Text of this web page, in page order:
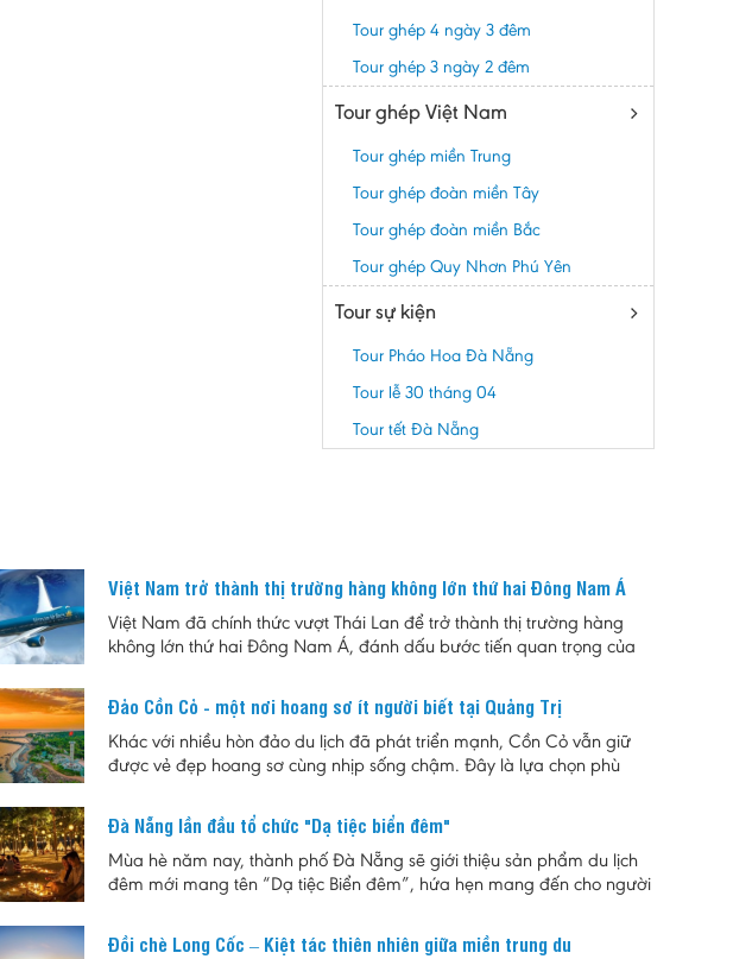
Tour ghép 4 ngày 3 đêm
Tour ghép 3 ngày 2 đêm
Tour ghép Việt Nam
Tour ghép miền Trung
Tour ghép đoàn miền Tây
Tour ghép đoàn miền Bắc
Tour ghép Quy Nhơn Phú Yên
Tour sự kiện
Tour Pháo Hoa Đà Nẵng
Tour lễ 30 tháng 04
Tour tết Đà Nẵng
Việt Nam trở thành thị trường hàng không lớn thứ hai Đông Nam Á
Việt Nam đã chính thức vượt Thái Lan để trở thành thị trường hàng
không lớn thứ hai Đông Nam Á, đánh dấu bước tiến quan trọng của
tăng trưởng mạnh.
Đảo Cồn Cỏ - một nơi hoang sơ ít người biết tại Quảng Trị
Khác với nhiều hòn đảo du lịch đã phát triển mạnh, Cồn Cỏ vẫn giữ
được vẻ đẹp hoang sơ cùng nhịp sống chậm. Đây là lựa chọn phù
đúc, đồng thời khám phá hệ sinh thái biển, rừng nguyên sinh và những
giá trị lịch sử của vùng biển tiền tiêu Quảng Trị.
Đà Nẵng lần đầu tổ chức "Dạ tiệc biển đêm"
Mùa hè năm nay, thành phố Đà Nẵng sẽ giới thiệu sản phẩm du lịch
đêm mới mang tên “Dạ tiệc Biển đêm”, hứa hẹn mang đến cho người
đêm với sự kết hợp của ánh sáng, ẩm thực và âm nhạc.
Đồi chè Long Cốc – Kiệt tác thiên nhiên giữa miền trung du